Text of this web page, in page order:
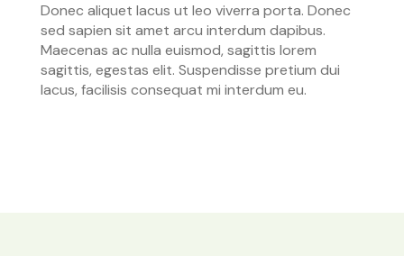
Donec aliquet lacus ut leo viverra porta. Donec
sed sapien sit amet arcu interdum dapibus.
Maecenas ac nulla euismod, sagittis lorem
sagittis, egestas elit. Suspendisse pretium dui
lacus, facilisis consequat mi interdum eu.